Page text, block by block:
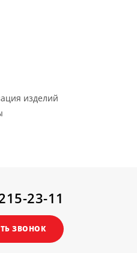
изделий
23-11
ЗВОНОК